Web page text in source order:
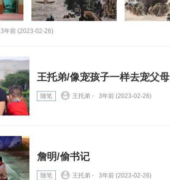
3年前 (2023-02-26)
王托弟/像宠孩子一样去宠父母
随笔 王托弟 ⋅ 3年前 (2023-02-26)
詹明/偷书记
随笔 王托弟 ⋅ 3年前 (2023-02-26)